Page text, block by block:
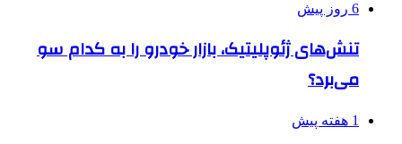
6 روز پیش
تنش‌های ژئوپلیتیک، بازار خودرو را به کدام سو
می‌برد؟
1 هفته پیش